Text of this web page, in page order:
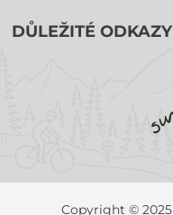
DŮLEŽITÉ ODKAZY
Copyright © 2025